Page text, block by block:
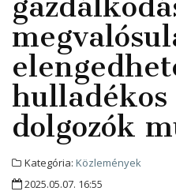
hulladékos
dolgozók
Kategória: Közlemények
2025.05.07. 16:55